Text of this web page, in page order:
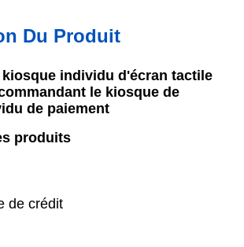
Du Produit
kiosque individu d'écran tactile
le kiosque de
de paiement
produits
de crédit